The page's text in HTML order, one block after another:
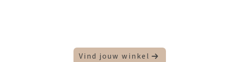
Vind jouw winkel